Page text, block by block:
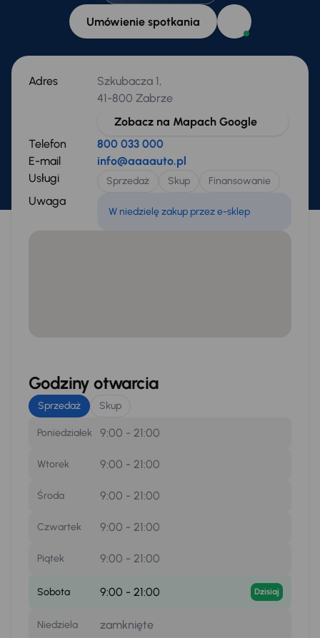
Umówienie spotkania
Adres
Szkubacza 1,
41-800 Zabrze
Zobacz na Mapach Google
Telefon
800 033 000
E-mail
info@aaaauto.pl
Usługi
Sprzedaż Skup Finansowanie
Uwaga
W niedzielę zakup przez e-sklep
Godziny otwarcia
Sprzedaż Skup
Poniedziałek 9:00 - 21:00
Wtorek 9:00 - 21:00
Środa 9:00 - 21:00
Czwartek 9:00 - 21:00
Piątek 9:00 - 21:00
Sobota 9:00 - 21:00 Dzisiaj
Niedziela zamknięte